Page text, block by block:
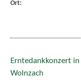
Ort:
Erntedankkonzert
Wolnzach